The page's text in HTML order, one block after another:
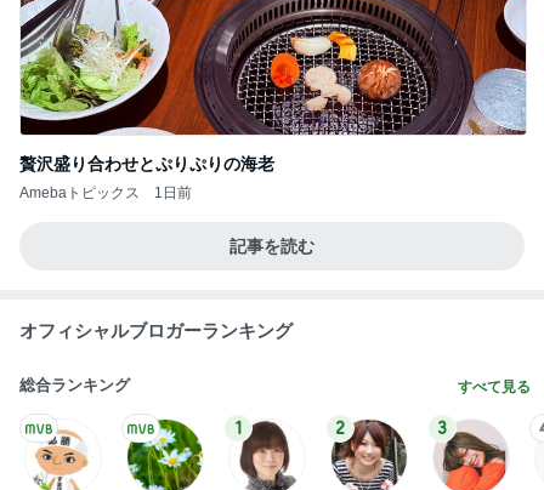
贅沢盛り合わせとぷりぷりの海老
Amebaトピックス 1日前
記事を読む
オフィシャルブロガーランキング
総合ランキング すべて見る
1 2 3